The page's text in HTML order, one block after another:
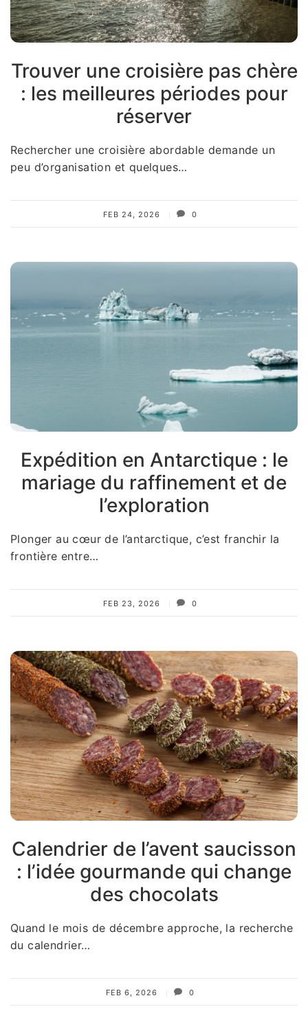
Trouver une croisière pas chère
: les meilleures périodes pour
réserver
Rechercher une croisière abordable demande un
peu d’organisation et quelques…
FEB 24, 2026 0
Expédition en Antarctique : le
mariage du raffinement et de
l’exploration
Plonger au cœur de l’antarctique, c’est franchir la
frontière entre…
FEB 23, 2026 0
Calendrier de l’avent saucisson
: l’idée gourmande qui change
des chocolats
Quand le mois de décembre approche, la recherche
du calendrier…
FEB 6, 2026 0